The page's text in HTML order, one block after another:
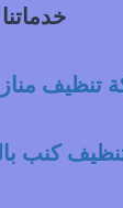
خدماتنا
تنظيف
كنب